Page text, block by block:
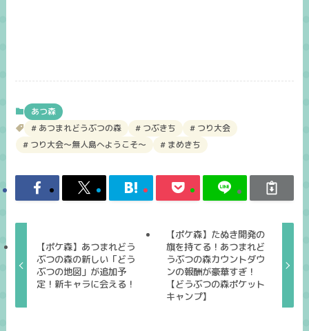
あつ森
あつまれどうぶつの森
つぶきち
つり大会
つり大会～無人島へようこそ～
まめきち
【ポケ森】あつまれどう
ぶつの森の新しい「どう
ぶつの地図」が追加予
定！新キャラに会える！
【ポケ森】たぬき開発の
旗を持てる！あつまれど
うぶつの森カウントダウ
ンの報酬が豪華すぎ！
【どうぶつの森ポケット
キャンプ】